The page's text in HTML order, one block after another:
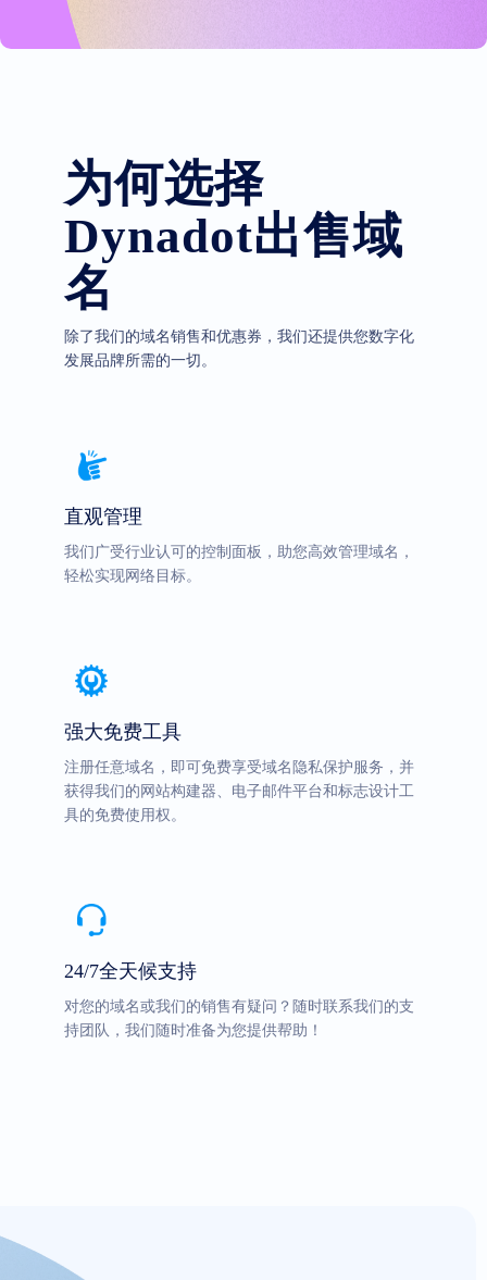
为何选择
Dynadot出售域
名
除了我们的域名销售和优惠券，我们还提供您数字化
发展品牌所需的一切。
直观管理
我们广受行业认可的控制面板，助您高效管理域名，
轻松实现网络目标。
强大免费工具
注册任意域名，即可免费享受域名隐私保护服务，并
获得我们的网站构建器、电子邮件平台和标志设计工
具的免费使用权。
24/7全天候支持
对您的域名或我们的销售有疑问？随时联系我们的支
持团队，我们随时准备为您提供帮助！